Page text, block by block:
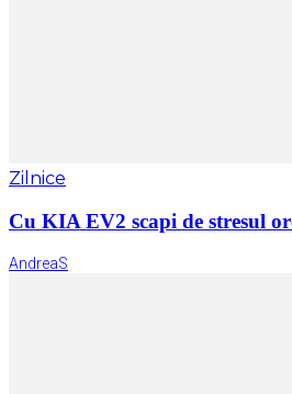
Zilnice
Cu KIA EV2 scapi de stresul
AndreaS